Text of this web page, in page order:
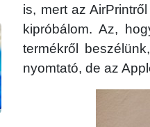
is, mert az
kipróbálom. Az,
termékről
nyomtató, de az